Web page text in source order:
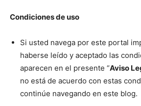
Condiciones de uso
Si usted navega por este portal
haberse leído y aceptado las
aparecen en el presente “Aviso
no está de acuerdo con estas
continúe navegando en este blog.